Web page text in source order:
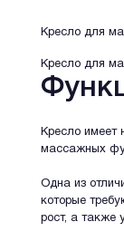
Кресло для
Кресло для
Кресло имеет
массажных
Одна из
которые
рост, а также